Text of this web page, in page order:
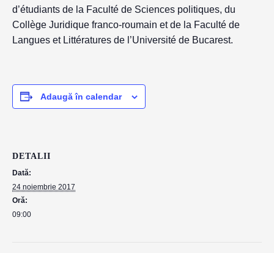
d’étudiants de la Faculté de Sciences politiques, du
Collège Juridique franco-roumain et de la Faculté de
Langues et Littératures de l’Université de Bucarest.
Adaugă în calendar
DETALII
Dată:
24 noiembrie 2017
Oră:
09:00